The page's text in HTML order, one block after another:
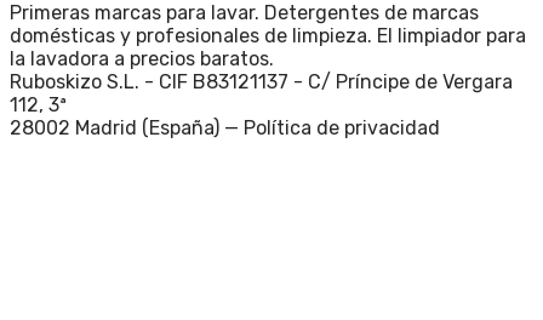
Primeras marcas para lavar. Detergentes de marcas
domésticas y profesionales de limpieza. El limpiador para
la lavadora a precios baratos.
Ruboskizo S.L. - CIF B83121137 - C/ Príncipe de Vergara
112, 3ª
28002 Madrid (España) — Política de privacidad